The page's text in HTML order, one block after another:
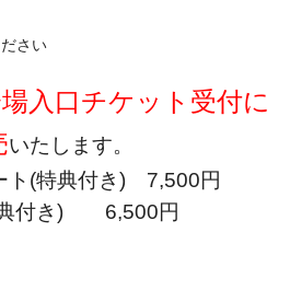
さい
入口チケット受付に
いたします。
ト(特典付き) 7,500円
典付き) 6,500円